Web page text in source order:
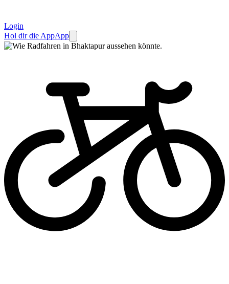
Login
Hol dir die AppApp